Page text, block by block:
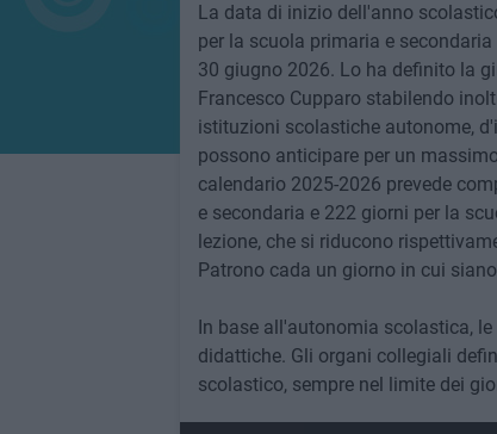
La data di inizio dell'anno
per la scuola primaria e
30 giugno 2026. Lo ha definito la
Francesco Cupparo stabilendo
istituzioni scolastiche autonome,
possono anticipare per un
calendario 2025-2026 prevede
e secondaria e 222 giorni per la
lezione, che si riducono
Patrono cada un giorno in cui
In base all'autonomia scolastica,
didattiche. Gli organi collegiali
scolastico, sempre nel limite dei